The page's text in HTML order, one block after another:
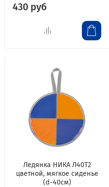
430 руб
Ледянка НИКА Л40Т2
цветной, мягкое сиденье
(d-40см)